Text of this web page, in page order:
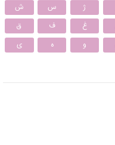
ژ س
ش
غ ف
ق
و ه ی